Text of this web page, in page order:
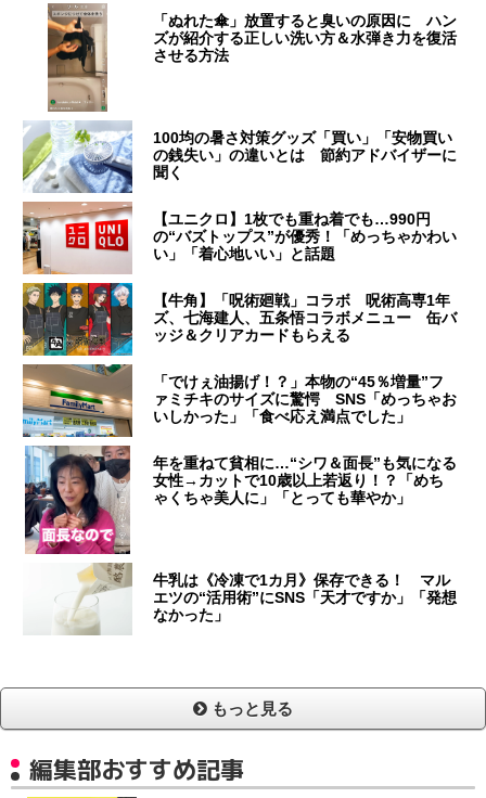
「ぬれた傘」放置すると臭いの原因に ハン
ズが紹介する正しい洗い方＆水弾き力を復活
させる方法
100均の暑さ対策グッズ「買い」「安物買い
の銭失い」の違いとは 節約アドバイザーに
聞く
【ユニクロ】1枚でも重ね着でも…990円
の“バズトップス”が優秀！「めっちゃかわい
い」「着心地いい」と話題
【牛角】「呪術廻戦」コラボ 呪術高専1年
ズ、七海建人、五条悟コラボメニュー 缶バ
ッジ＆クリアカードもらえる
「でけぇ油揚げ！？」本物の“45％増量”フ
ァミチキのサイズに驚愕 SNS「めっちゃお
いしかった」「食べ応え満点でした」
年を重ねて貧相に…“シワ＆面長”も気になる
女性→カットで10歳以上若返り！？「めち
ゃくちゃ美人に」「とっても華やか」
牛乳は《冷凍で1カ月》保存できる！ マル
エツの“活用術”にSNS「天才ですか」「発想
なかった」
もっと見る
編集部おすすめ記事